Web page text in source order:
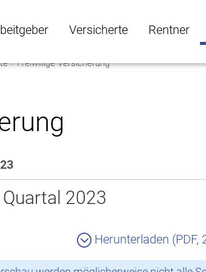
öffnenUntermenü öffnen
Versicherte
Versicherte Untermenü
Rentner
Freiwillige Versicherung
2023
Herunterladen (PDF,